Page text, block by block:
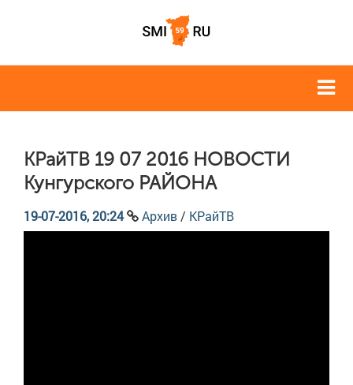
КРайТВ 19 07 2016 НОВОСТИ
Кунгурского РАЙОНА
19-07-2016, 20:24 Архив / КРайТВ